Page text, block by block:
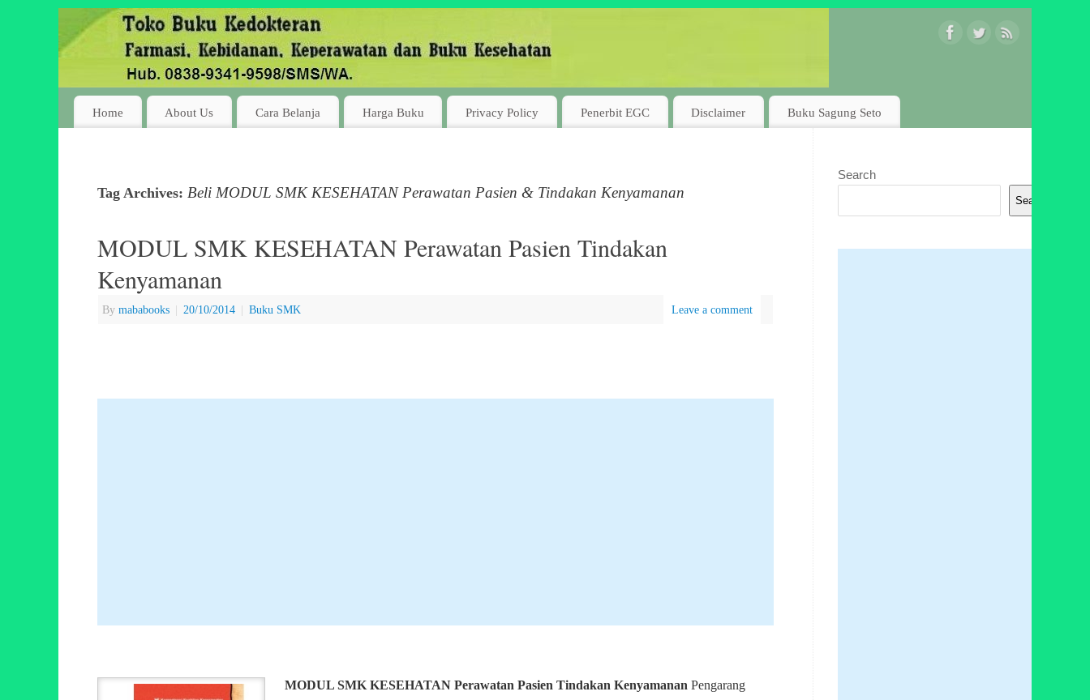
Home About Us Cara Belanja Harga Buku Privacy Policy Penerbit EGC Disclaimer Buku Sagung Seto
Tag Archives: Beli MODUL SMK KESEHATAN Perawatan Pasien & Tindakan Kenyamanan
MODUL SMK KESEHATAN Perawatan Pasien Tindakan
Kenyamanan
By mababooks | 20/10/2014 | Buku SMK Leave a comment
MODUL SMK KESEHATAN Perawatan Pasien Tindakan Kenyamanan Pengarang
Search
Search